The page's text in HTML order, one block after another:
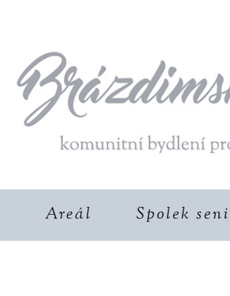
Areál Spolek